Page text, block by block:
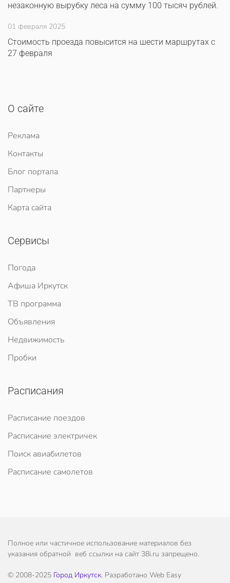
незаконную вырубку леса на сумму 100 тысяч рублей.
01 февраля 2025
Стоимость проезда повысится на шести маршрутах с
27 февраля
О сайте
Реклама
Контакты
Блог портала
Партнеры
Карта сайта
Сервисы
Погода
Афиша Иркутск
ТВ программа
Объявления
Недвижимость
Пробки
Расписания
Расписание поездов
Расписание электричек
Поиск авиабилетов
Расписание самолетов
Полное или частичное использование материалов без
указания обратной веб ссылки на сайт 38i.ru запрещено.
© 2008-2025 Город Иркутск. Разработано Web Easy